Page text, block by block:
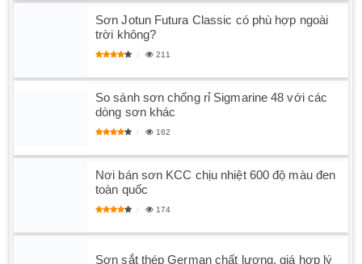
Sơn Jotun Futura Classic có phù hợp ngoài
trời không?
211
So sánh sơn chống rỉ Sigmarine 48 với các
dòng sơn khác
162
Nơi bán sơn KCC chịu nhiệt 600 độ màu đen
toàn quốc
174
Sơn sắt thép German chất lượng, giá hợp lý